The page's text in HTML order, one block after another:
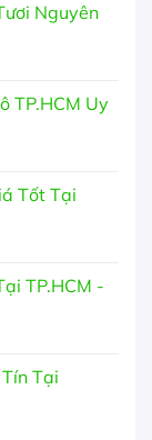
Nguyên
TP.HCM Uy
Tốt Tại
TP.HCM -
Tại